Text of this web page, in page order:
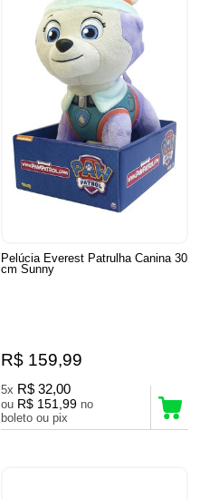
Pelúcia Everest Patrulha Canina 30
cm Sunny
R$ 159,99
5x R$ 32,00
ou R$ 151,99 no
boleto ou pix